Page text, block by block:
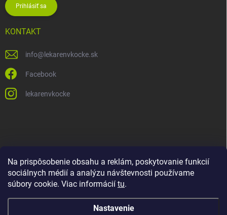
Na prispôsobenie obsahu a reklám, poskytovanie funkcií
sociálnych médií a analýzu návštevnosti používame
súbory cookie. Viac informácií tu.
Nastavenie
Prihlásiť sa
KONTAKT
info@ lekarenvkocke.sk
Facebook
lekarenvkocke